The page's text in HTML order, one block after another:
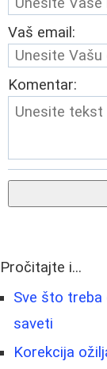
Vaš email:
Komentar:
Pročitajte i...
Sve što
saveti
Korekcija